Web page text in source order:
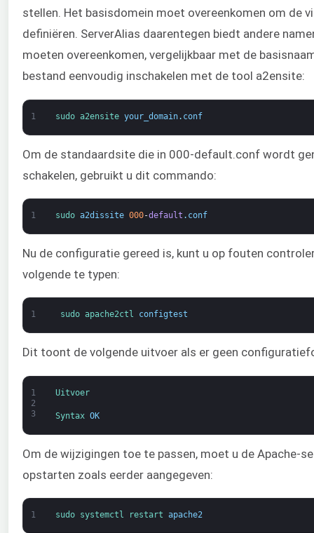
stellen. Het basisdomein moet overeenkomen om de
definiëren. ServerAlias daarentegen biedt andere
moeten overeenkomen, vergelijkbaar met de
bestand eenvoudig inschakelen met de tool a2ensite:
1 sudo a2ensite your_domain. conf
Om de standaardsite die in 000-default.conf wordt
schakelen, gebruikt u dit commando:
1 sudo a2dissite 000-default . conf
Nu de configuratie gereed is, kunt u op fouten
volgende te typen:
1 sudo apache2ctl configtest
Dit toont de volgende uitvoer als er geen
1
2
3
Uitvoer
Syntax OK
Om de wijzigingen toe te passen, moet u de Apache-
opstarten zoals eerder aangegeven:
1 sudo systemctl restart apache2